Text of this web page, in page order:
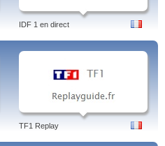
IDF 1 en direct
TF1 Replay